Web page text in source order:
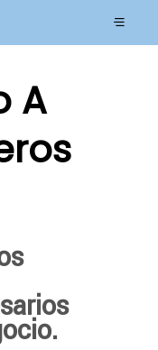
A